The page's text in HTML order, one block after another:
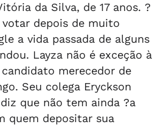
da Silva, de 17 anos. ?
depois de muito
a vida passada de alguns
Layza não é exceção à
merecedor de
Seu colega Eryckson
que não tem ainda ?a
quem depositar sua